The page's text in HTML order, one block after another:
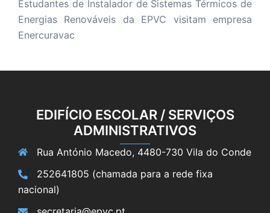
Estudantes de Instalador de Sistemas Térmicos de
Energias Renováveis da EPVC visitam empresa
Enercuravac
EDIFÍCIO ESCOLAR / SERVIÇOS
ADMINISTRATIVOS
Rua António Macedo, 4480-730 Vila do Conde
252641805 (chamada para a rede fixa
nacional)